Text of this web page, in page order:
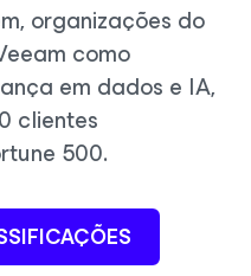
organizações do
como
em dados e IA,
clientes
500.